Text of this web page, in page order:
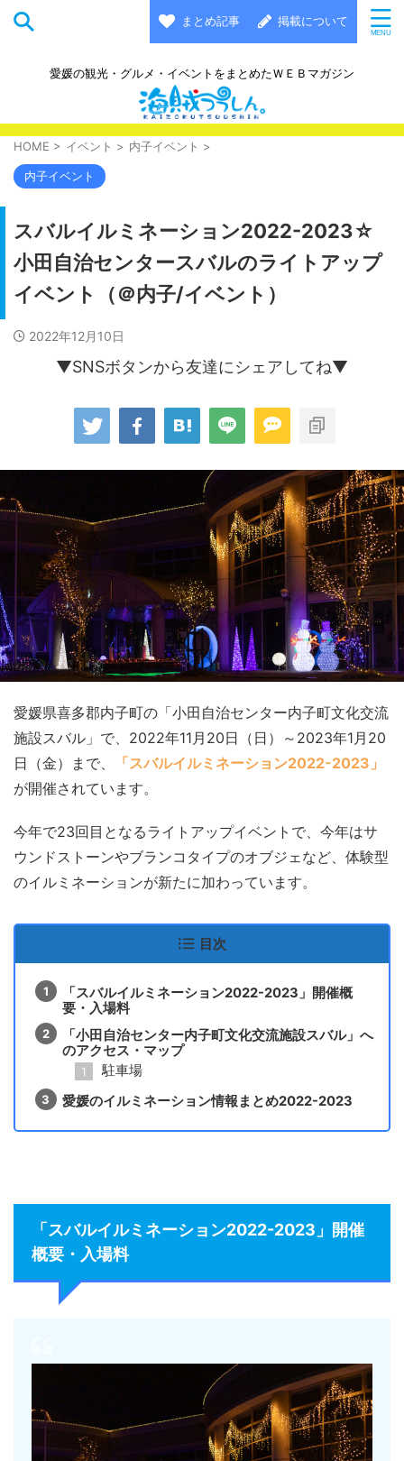
まとめ記事 掲載について
愛媛の観光・グルメ・イベントをまとめたＷＥＢマガジン
HOME > イベント > 内子イベント >
内子イベント
スバルイルミネーション2022-2023☆
小田自治センタースバルのライトアップ
イベント（＠内子/イベント）
2022年12月10日
▼SNSボタンから友達にシェアしてね▼
愛媛県喜多郡内子町の「小田自治センター内子町文化交流
施設スバル」で、2022年11月20日（日）～2023年1月20
日（金）まで、
「スバルイルミネーション2022-2023」
が開催されています。
今年で23回目となるライトアップイベントで、今年はサ
ウンドストーンやブランコタイプのオブジェなど、体験型
のイルミネーションが新たに加わっています。
目次
「スバルイルミネーション2022-2023」開催概
要・入場料
「小田自治センター内子町文化交流施設スバル」へ
のアクセス・マップ
駐車場
愛媛のイルミネーション情報まとめ2022-2023
「スバルイルミネーション2022-2023」開催
概要・入場料